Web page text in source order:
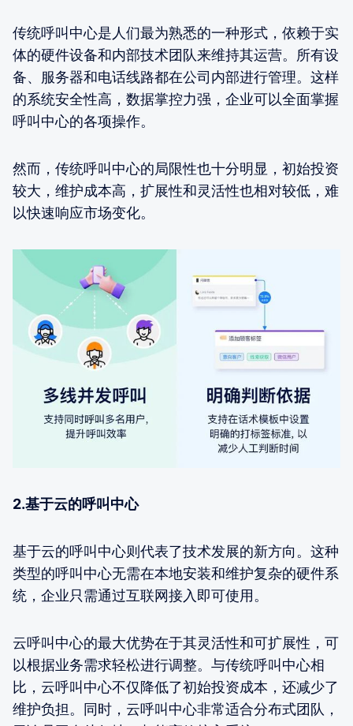
传统呼叫中心是人们最为熟悉的一种形式，依赖于实
体的硬件设备和内部技术团队来维持其运营。所有设
备、服务器和电话线路都在公司内部进行管理。这样
的系统安全性高，数据掌控力强，企业可以全面掌握
呼叫中心的各项操作。
然而，传统呼叫中心的局限性也十分明显，初始投资
较大，维护成本高，扩展性和灵活性也相对较低，难
以快速响应市场变化。
2.基于云的呼叫中心
基于云的呼叫中心则代表了技术发展的新方向。这种
类型的呼叫中心无需在本地安装和维护复杂的硬件系
统，企业只需通过互联网接入即可使用。
云呼叫中心的最大优势在于其灵活性和可扩展性，可
以根据业务需求轻松进行调整。与传统呼叫中心相
比，云呼叫中心不仅降低了初始投资成本，还减少了
维护负担。同时，云呼叫中心非常适合分布式团队，